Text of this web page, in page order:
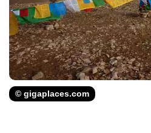
© gigaplaces.com